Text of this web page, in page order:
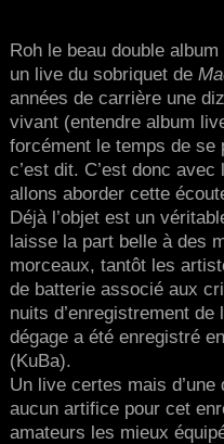
Roh le beau double
un live du sobriquet de
années de carrière une
vivant (entendre album
forcément le temps de se
c’est dit. C’est donc
allons aborder cette
Déjà l’objet est un
laisse la part belle à des
morceaux, tantôt les
de batterie associé aux
nuits d’enregistrement de
dégage a été enregistré
(KuBa).
Un live certes mais
aucun artifice pour cet
amateurs les mieux